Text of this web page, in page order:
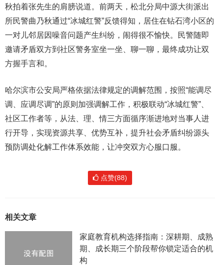
秋拍着张先生的肩膀说道。前两天，松北分局中源大街派出
所民警曲乃秋通过“冰城红警”反馈得知，居住在钻石湾小区的
一对儿邻居因噪音问题产生纠纷，闹得很不愉快。民警随即
邀请矛盾双方到社区警务室坐一坐、聊一聊，最终成功让双
方握手言和。
哈尔滨市公安局严格依据法律规定的调解范围，按照“能调尽
调、应调尽调”的原则加强调解工作，积极联动“冰城红警”、
社区工作者等，从法、理、情三方面循序渐进地对当事人进
行开导，实现资源共享、优势互补，提升社会矛盾纠纷源头
预防调处化解工作体系效能，让冲突双方心服口服。
点赞(88)
相关文章
家庭教育机构选择指南：深耕期、成熟
期、成长期三个阶段帮你锁定适合的机
构